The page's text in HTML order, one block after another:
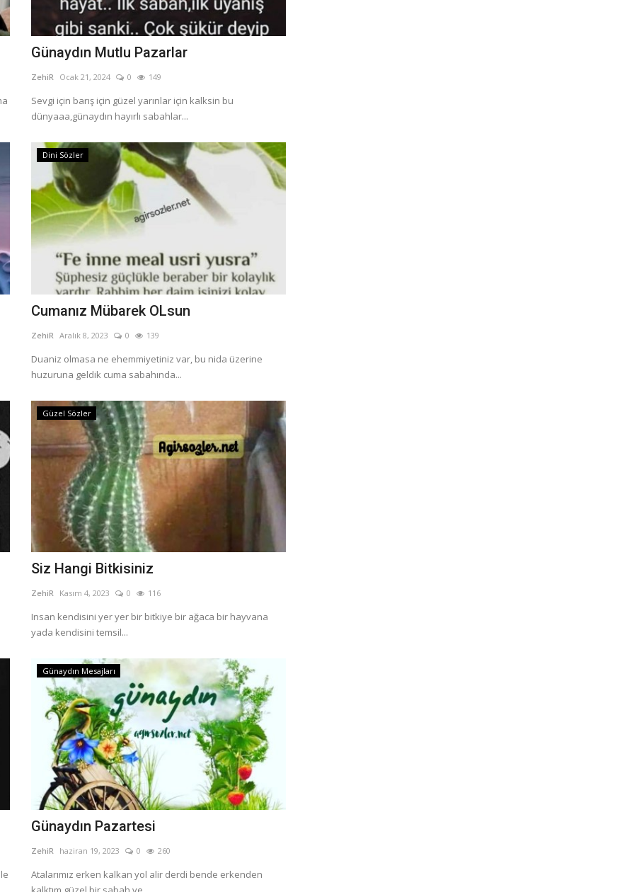
Günaydın Mutlu Pazarlar
ZehiR Ocak 21, 2024 0 149
Sevgi için barış için güzel yarınlar için kalksin bu
dünyaaa,günaydın hayırlı sabahlar...
Dini Sözler
Cumanız Mübarek OLsun
ZehiR Aralık 8, 2023 0 139
Duaniz olmasa ne ehemmiyetiniz var, bu nida üzerine
huzuruna geldik cuma sabahında...
Güzel Sözler
Siz Hangi Bitkisiniz
ZehiR Kasım 4, 2023 0 116
Insan kendisini yer yer bir bitkiye bir ağaca bir hayvana
yada kendisini temsil...
Günaydın Mesajları
Günaydın Pazartesi
ZehiR haziran 19, 2023 0 260
Atalarımız erken kalkan yol alir derdi bende erkenden